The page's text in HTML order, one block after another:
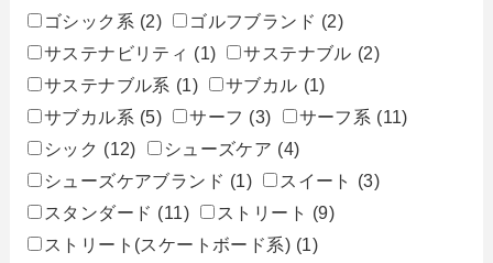
ゴシック系 (2) ゴルフブランド (2)
サステナビリティ (1) サステナブル (2)
サステナブル系 (1) サブカル (1)
サブカル系 (5) サーフ (3) サーフ系 (11)
シック (12) シューズケア (4)
シューズケアブランド (1) スイート
(3)
スタンダード (11) ストリート (9)
ストリート(スケートボード系) (1)